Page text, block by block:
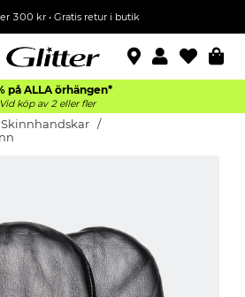
300 kr• Gratis retur i butik
på ALLAörhängen*
Vid köp av 2 eller fler
Skinnhandskar